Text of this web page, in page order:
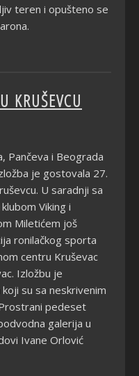
teren i opušteno se
KRUŠEVCU
Pančeva i Beograda
je gostovala 27.
U saradnji sa
Viking i
Miletićem još
ronilačkog sporta
centru Kruševac
Izložbu je
su sa neskrivenim
pedeset
galerija u
Ivane Orlović